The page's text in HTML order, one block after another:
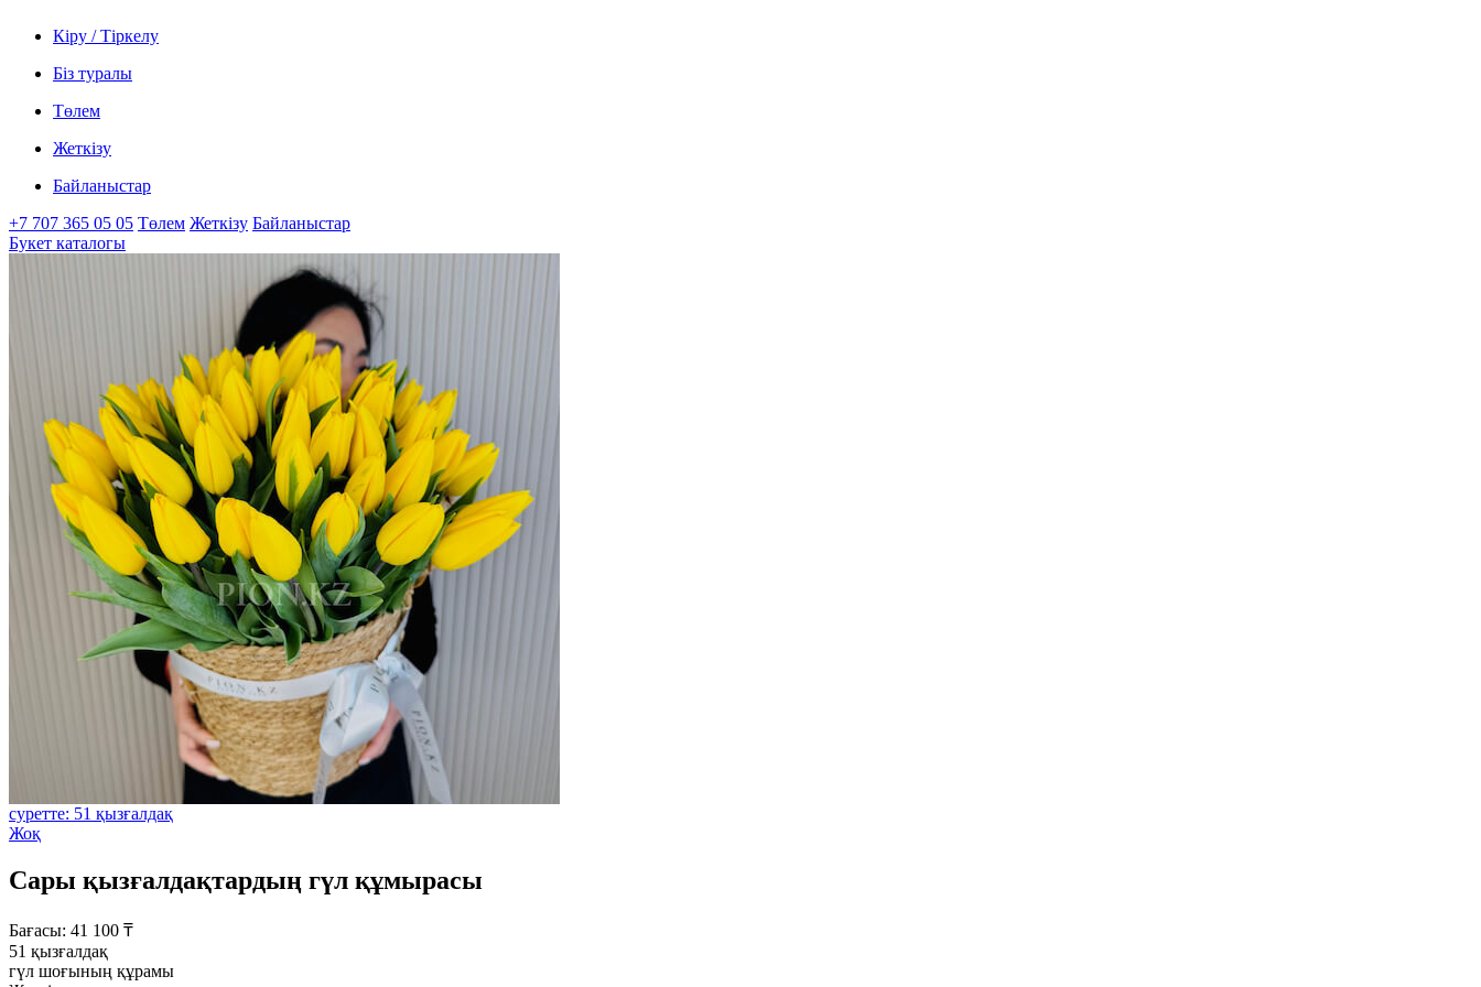
Кіру / Тіркелу
Біз туралы
Төлем
Жеткізу
Байланыстар
+7 707 365 05 05 Төлем Жеткізу Байланыстар
Букет каталогы
суретте: 51 қызғалдақ
Жоқ
Сары қызғалдақтардың гүл құмырасы
Бағасы: 41 100 ₸
51 қызғалдақ
гүл шоғының құрамы